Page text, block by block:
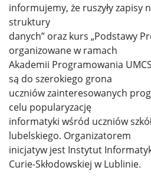
informujemy, że ruszyły zapisy
struktury
danych” oraz kurs „Podstawy
organizowane w ramach
Akademii Programowania
są do szerokiego grona
uczniów zainteresowanych
celu popularyzację
informatyki wśród uczniów
lubelskiego. Organizatorem
inicjatyw jest Instytut
Curie-Skłodowskiej w Lublinie.